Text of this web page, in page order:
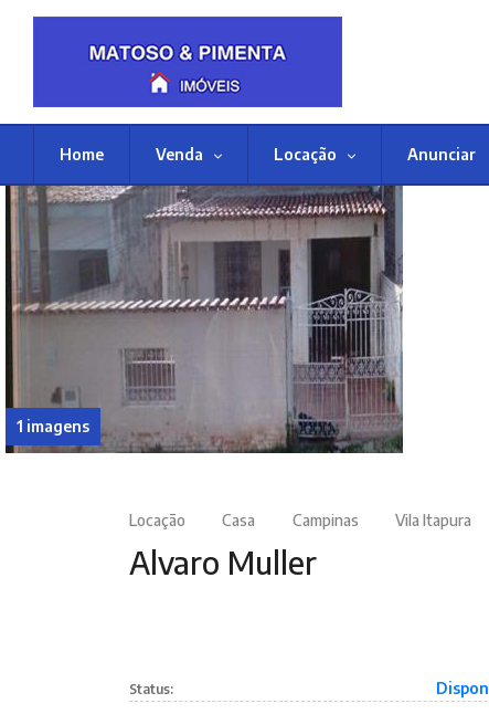
Home Venda Locação Anunciar
1 imagens
Locação Casa Campinas Vila Itapura
Alvaro Muller
Status: